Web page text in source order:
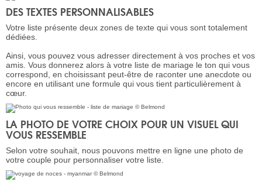
DES TEXTES PERSONNALISABLES
Votre liste présente deux zones de texte qui vous sont totalement
dédiées.
Ainsi, vous pouvez vous adresser directement à vos proches et vos
amis. Vous donnerez alors à votre liste de mariage le ton qui vous
correspond, en choisissant peut-être de raconter une anecdote ou
encore en utilisant une formule qui vous tient particulièrement à
cœur.
LA PHOTO DE VOTRE CHOIX POUR UN VISUEL QUI
VOUS RESSEMBLE
Selon votre souhait, nous pouvons mettre en ligne une photo de
votre couple pour personnaliser votre liste.